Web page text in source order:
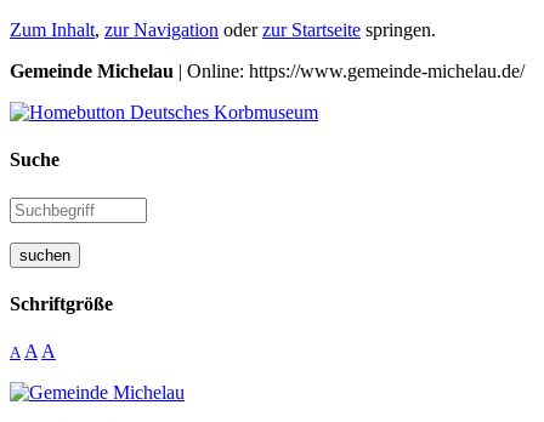
Zum Inhalt, zur Navigation oderzur Startseite springen.
Gemeinde Michelau | Online: https://www.gemeinde-michelau.de/
Suche
suchen
Schriftgröße
A A A